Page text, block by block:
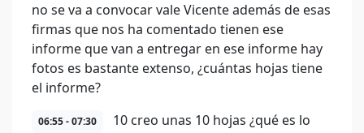
no se va a convocar vale Vicente además de esas
firmas que nos ha comentado tienen ese
informe que van a entregar en ese informe hay
fotos es bastante extenso, ¿cuántas hojas tiene
el informe?
06:55 - 07:30
10 creo unas 10 hojas ¿qué es lo